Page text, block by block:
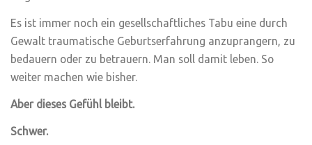
Es ist immer noch ein gesellschaftliches Tabu eine durch
Gewalt traumatische Geburtserfahrung anzuprangern, zu
bedauern oder zu betrauern. Man soll damit leben. So
weiter machen wie bisher.
Aber dieses Gefühl bleibt.
Schwer.